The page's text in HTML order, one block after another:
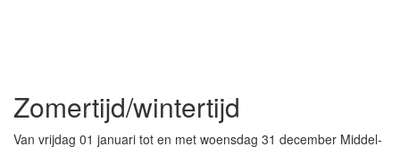
Zomertijd/wintertijd
Van vrijdag 01 januari tot en met woensdag 31 december Middel-